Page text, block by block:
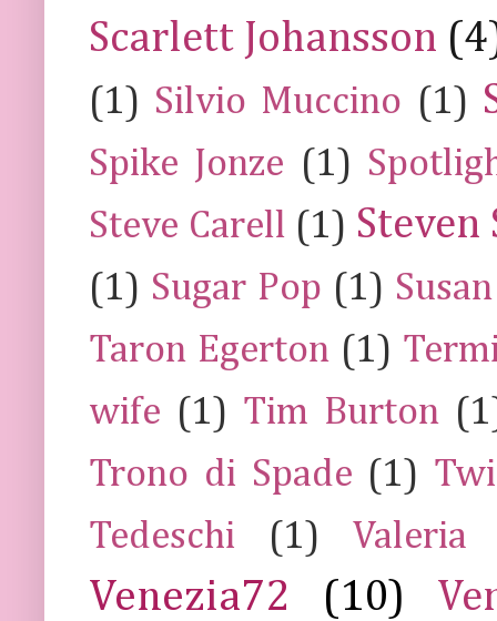
Scarlett Johansson
(1) Silvio Muccino (1)
Spike Jonze (1)
Steve Carell (1) Steven
(1) Sugar Pop (1)
Taron Egerton (1)
wife (1) Tim Burton
Trono di Spade (1)
Tedeschi
(1) Valeria
Venezia72 (10)